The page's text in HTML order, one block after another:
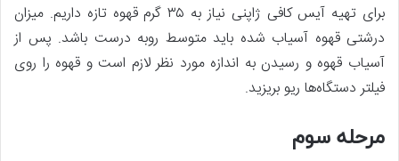
برای تهیه آیس کافی ژاپنی نیاز به ۳۵ گرم قهوه تازه داریم. میزان
درشتی قهوه آسیاب شده باید متوسط روبه درست باشد. پس از
آسیاب قهوه و رسیدن به اندازه مورد نظر لازم است و قهوه را روی
فیلتر دستگاه‌ها ریو بریزید.
مرحله سوم